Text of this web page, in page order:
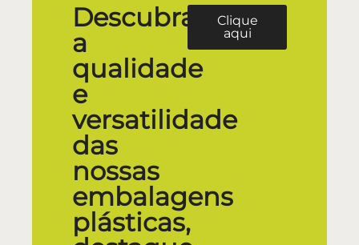
Descubra
a
qualidade
e
versatilidade
das
nossas
embalagens
plásticas,
Clique
aqui